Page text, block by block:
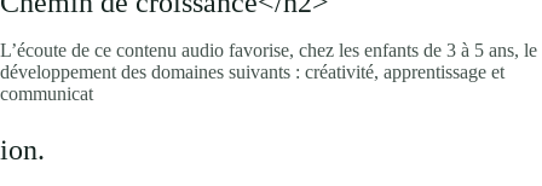
L’écoute de ce contenu audio favorise, chez les enfants de 3 à 5 ans, le
développement des domaines suivants : créativité, apprentissage et
communicat
ion.